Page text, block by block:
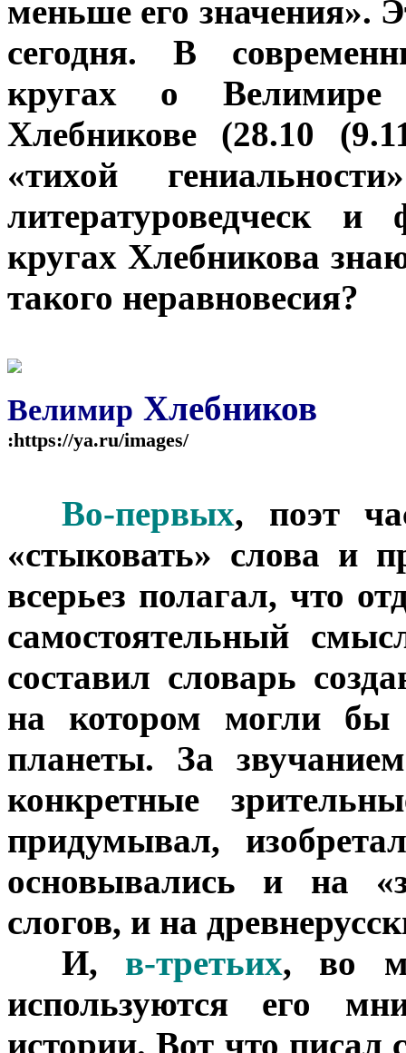
меньше его значения».
сегодня. В
кругах о Велимире
Хлебникове (28.10
«тихой
литературоведческ и
кругах Хлебникова
такого неравновесия?
ВелимирХлебников
:https://ya.ru/images/
Во-первых, поэт
«стыковать» слова и
всерьез полагал, что
самостоятельный
составил словарь
на котором могли
планеты. За
конкретные
придумывал,
основывались и на
слогов, и на
И, в-третьих, во
используются его
истории. Вот что